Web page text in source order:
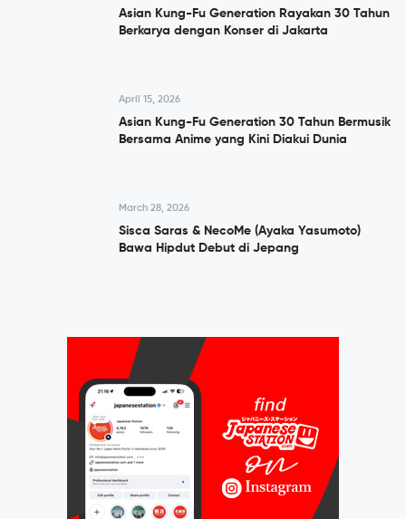
Asian Kung-Fu Generation Rayakan 30 Tahun
Berkarya dengan Konser di Jakarta
April 15, 2026
Asian Kung-Fu Generation 30 Tahun Bermusik
Bersama Anime yang Kini Diakui Dunia
March 28, 2026
Sisca Saras & NecoMe (Ayaka Yasumoto)
Bawa Hipdut Debut di Jepang